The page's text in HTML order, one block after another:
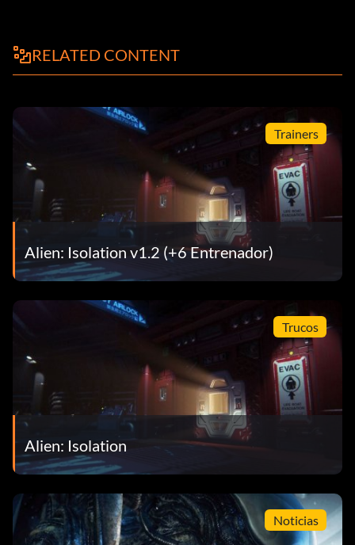
RELATED CONTENT
Trainers
Alien: Isolation v1.2 (+6 Entrenador)
Trucos
Alien: Isolation
Noticias